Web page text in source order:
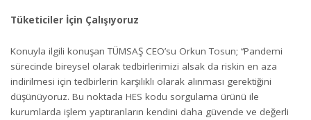
Tüketiciler İçin Çalışıyoruz
Konuyla ilgili konuşan TÜMSAŞ CEO’su Orkun Tosun; ‘‘Pandemi
sürecinde bireysel olarak tedbirlerimizi alsak da riskin en aza
indirilmesi için tedbirlerin karşılıklı olarak alınması gerektiğini
düşünüyoruz. Bu noktada HES kodu sorgulama ürünü ile
kurumlarda işlem yaptıranların kendini daha güvende ve değerli